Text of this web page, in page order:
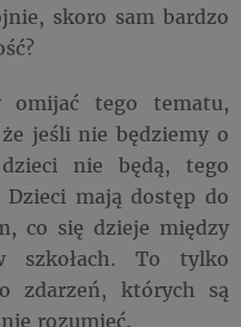
skoro sam bardzo
omijać tego tematu,
jeśli nie będziemy o
nie będą, tego
mają dostęp do
co się dzieje między
szkołach. To tylko
zdarzeń, których są
rozumieć.